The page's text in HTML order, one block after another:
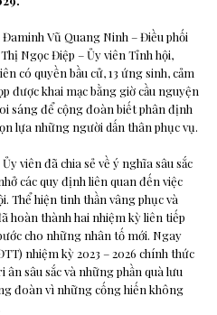
Vũ Quang Ninh – Điều phối
Ngọc Điệp – Ủy viên Tỉnh hội,
có quyền bầu cử, 13 ứng sinh, cảm
được khai mạc bằng giờ cầu nguyện
sáng để cộng đoàn biết phân định
lựa những người dấn thân phục vụ.
viên đã chia sẻ về ý nghĩa sâu sắc
các quy định liên quan đến việc
Thể hiện tinh thần vâng phục và
hoàn thành hai nhiệm kỳ liên tiếp
cho những nhân tố mới. Ngay
nhiệm kỳ 2023 – 2026 chính thức
sâu sắc và những phần quà lưu
đoàn vì những cống hiến không